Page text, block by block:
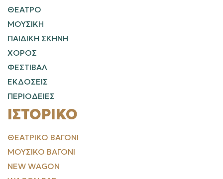
ΘΕΑΤΡΟ
ΜΟΥΣΙΚΗ
ΠΑΙΔΙΚΗ ΣΚΗΝΗ
ΧΟΡΟΣ
ΦΕΣΤΙΒΑΛ
ΕΚΔΟΣΕΙΣ
ΠΕΡΙΟΔΕΙΕΣ
ΙΣΤΟΡΙΚΌ
ΘΕΑΤΡΙΚΌ ΒΑΓΌΝΙ
ΜΟΥΣΙΚΌ ΒΑΓΌΝΙ
NEW WAGON